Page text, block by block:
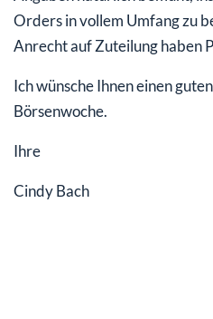
Orders in vollem Umfang zu
Anrecht auf Zuteilung haben
Ich wünsche Ihnen einen
Börsenwoche.
Ihre
Cindy Bach